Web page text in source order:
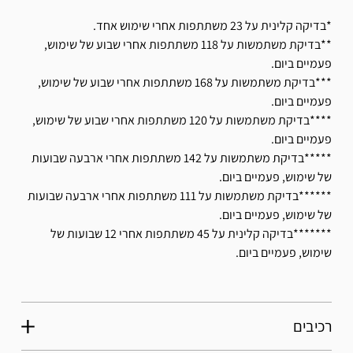
*בדיקה קלינית על 23 משתתפות אחרי שימוש אחד.
**בדיקת משתמשות על 118 משתתפות אחרי שבוע של שימוש,
פעמיים ביום.
***בדיקת משתמשות על 168 משתתפות אחרי שבוע של שימוש,
פעמיים ביום.
****בדיקת משתמשות על 120 משתתפות אחרי שבוע של שימוש,
פעמיים ביום.
*****בדיקת משתמשות על 142 משתתפות אחרי ארבעה שבועות
של שימוש, פעמיים ביום.
******בדיקת משתמשות על 111 משתתפות אחרי ארבעה שבועות
של שימוש, פעמיים ביום.
*******בדיקה קלינית על 45 משתתפות אחרי 12 שבועות של
שימוש, פעמיים ביום.
רכיבים